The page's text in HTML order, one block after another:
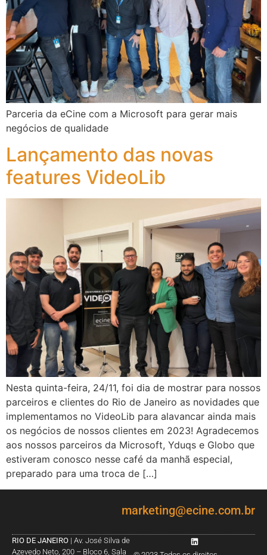
Parceria da eCine com a Microsoft para gerar mais
negócios de qualidade
Lançamento das novas
features VideoLib
Nesta quinta-feira, 24/11, foi dia de mostrar para nossos
parceiros e clientes do Rio de Janeiro as novidades que
implementamos no VideoLib para alavancar ainda mais
os negócios de nossos clientes em 2023! Agradecemos
aos nossos parceiros da Microsoft, Yduqs e Globo que
estiveram conosco nesse café da manhã especial,
preparado para uma troca de […]
marketing@ecine.com.br
RIO DE JANEIRO | Av. José Silva de
Azevedo Neto, 200 – Bloco 6, Sala